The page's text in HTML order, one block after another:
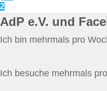
2
AdP e.V. und
Ich bin mehrmals pro
Ich besuche mehrmals